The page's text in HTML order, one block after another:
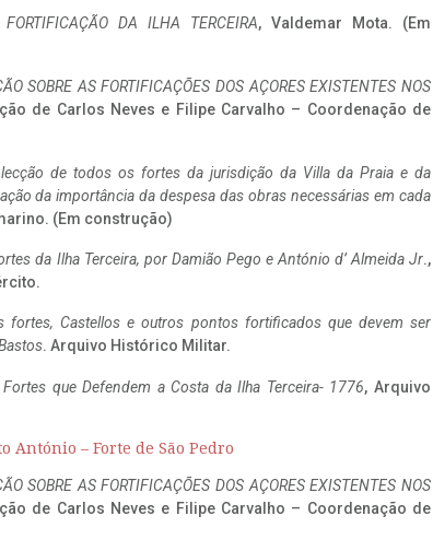
FORTIFICAÇÃO DA ILHA TERCEIRA, Valdemar Mota. (Em
SOBRE AS FORTIFICAÇÕES DOS AÇORES EXISTENTES NOS
de Carlos Neves e Filipe Carvalho – Coordenação de
de todos os fortes da jurisdição da Villa da Praia e da
da importância da despesa das obras necessárias em cada
(Em construção)
da Ilha Terceira, por Damião Pego e António d’ Almeida Jr.,
fortes, Castellos e outros pontos fortificados que devem ser
. Arquivo Histórico Militar.
que Defendem a Costa da Ilha Terceira- 1776, Arquivo
António – Forte de São Pedro
SOBRE AS FORTIFICAÇÕES DOS AÇORES EXISTENTES NOS
de Carlos Neves e Filipe Carvalho – Coordenação de